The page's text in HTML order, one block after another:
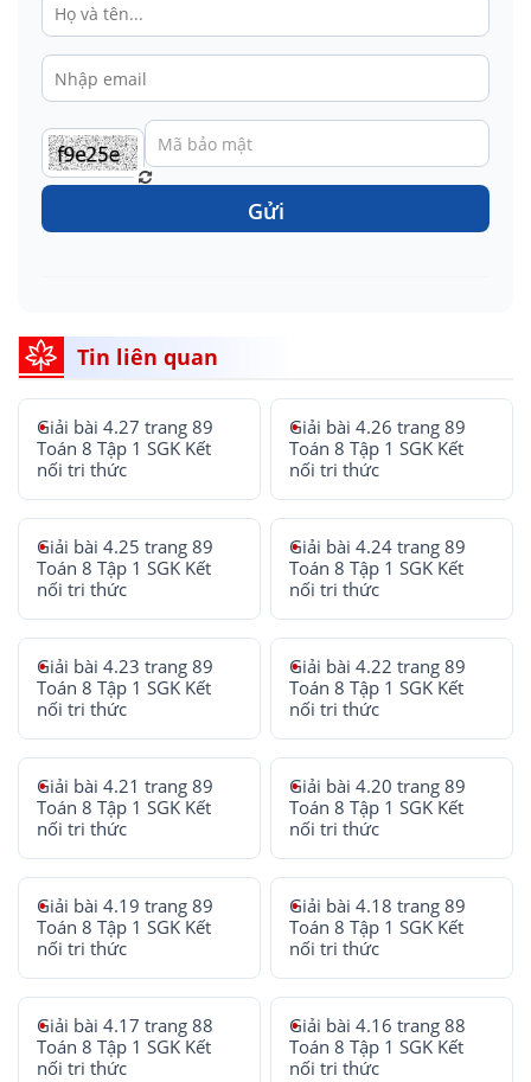
Gửi
Tin liên quan
Giải bài 4.27 trang 89
Toán 8 Tập 1 SGK Kết
nối tri thức
Giải bài 4.26 trang 89
Toán 8 Tập 1 SGK Kết
nối tri thức
Giải bài 4.25 trang 89
Toán 8 Tập 1 SGK Kết
nối tri thức
Giải bài 4.24 trang 89
Toán 8 Tập 1 SGK Kết
nối tri thức
Giải bài 4.23 trang 89
Toán 8 Tập 1 SGK Kết
nối tri thức
Giải bài 4.22 trang 89
Toán 8 Tập 1 SGK Kết
nối tri thức
Giải bài 4.21 trang 89
Toán 8 Tập 1 SGK Kết
nối tri thức
Giải bài 4.20 trang 89
Toán 8 Tập 1 SGK Kết
nối tri thức
Giải bài 4.19 trang 89
Toán 8 Tập 1 SGK Kết
nối tri thức
Giải bài 4.18 trang 89
Toán 8 Tập 1 SGK Kết
nối tri thức
Giải bài 4.17 trang 88
Toán 8 Tập 1 SGK Kết
nối tri thức
Giải bài 4.16 trang 88
Toán 8 Tập 1 SGK Kết
nối tri thức